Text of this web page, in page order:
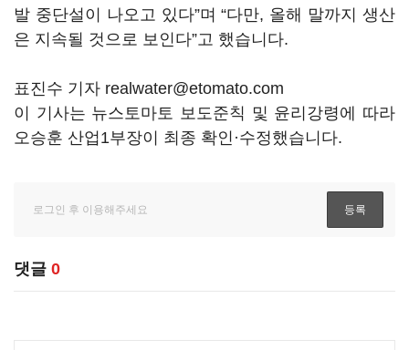
발 중단설이 나오고 있다”며 “다만, 올해 말까지 생산
은 지속될 것으로 보인다”고 했습니다.
표진수 기자 realwater@etomato.com
이 기사는 뉴스토마토 보도준칙 및 윤리강령에 따라
오승훈 산업1부장이 최종 확인·수정했습니다.
댓글 0